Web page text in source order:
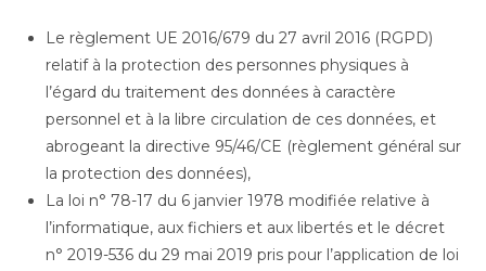
Le règlement UE 2016/679 du 27 avril 2016 (RGPD)
relatif à la protection des personnes physiques à
l’égard du traitement des données à caractère
personnel et à la libre circulation de ces données, et
abrogeant la directive 95/46/CE (règlement général sur
la protection des données),
La loi n° 78-17 du 6 janvier 1978 modifiée relative à
l’informatique, aux fichiers et aux libertés et le décret
n° 2019-536 du 29 mai 2019 pris pour l’application de loi